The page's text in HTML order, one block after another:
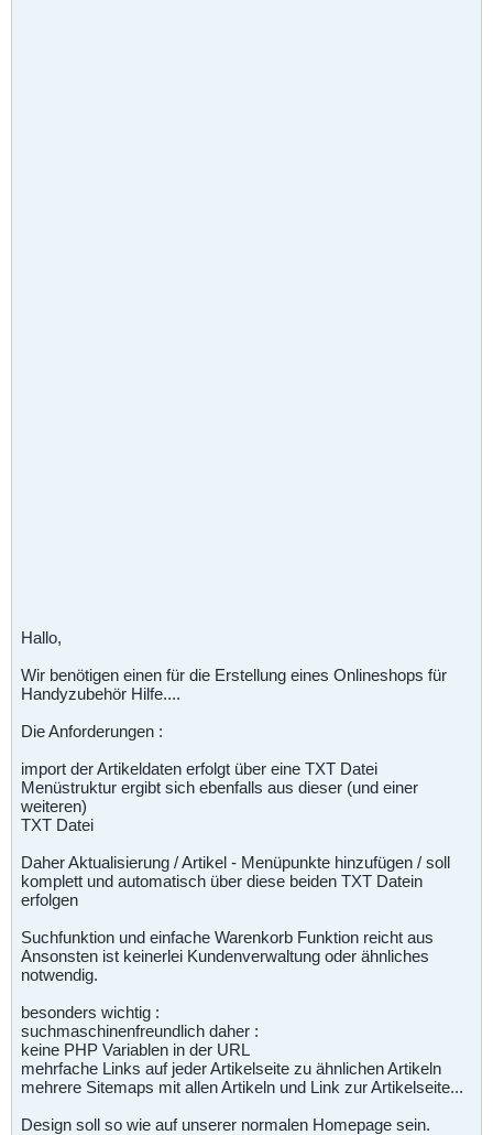
Hallo,
Wir benötigen einen für die Erstellung eines Onlineshops für
Handyzubehör Hilfe....
Die Anforderungen :
import der Artikeldaten erfolgt über eine TXT Datei
Menüstruktur ergibt sich ebenfalls aus dieser (und einer
weiteren)
TXT Datei
Daher Aktualisierung / Artikel - Menüpunkte hinzufügen / soll
komplett und automatisch über diese beiden TXT Datein
erfolgen
Suchfunktion und einfache Warenkorb Funktion reicht aus
Ansonsten ist keinerlei Kundenverwaltung oder ähnliches
notwendig.
besonders wichtig :
suchmaschinenfreundlich daher :
keine PHP Variablen in der URL
mehrfache Links auf jeder Artikelseite zu ähnlichen Artikeln
mehrere Sitemaps mit allen Artikeln und Link zur Artikelseite...
Design soll so wie auf unserer normalen Homepage sein.